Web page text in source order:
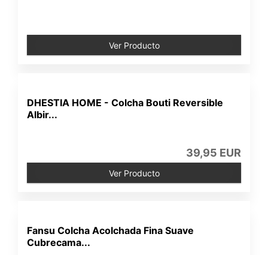
Ver Producto
DHESTIA HOME - Colcha Bouti Reversible
Albir...
39,95 EUR
Ver Producto
Fansu Colcha Acolchada Fina Suave
Cubrecama...